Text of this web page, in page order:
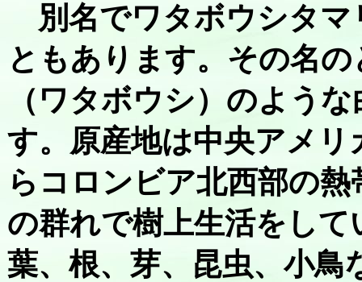
別名でワタボウシタマ
ともあります。その名
（ワタボウシ）のよう
す。原産地は中央アメ
らコロンビア北西部の
の群れで樹上生活をし
葉、根、芽、昆虫、小